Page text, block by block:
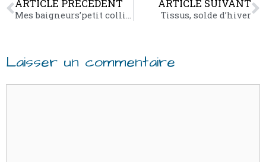
ARTICLE PRÉCÉDENT
Mes baigneurs’petit collin’
ARTICLE SUIVANT
Tissus, solde d’hiver
Laisser un commentaire